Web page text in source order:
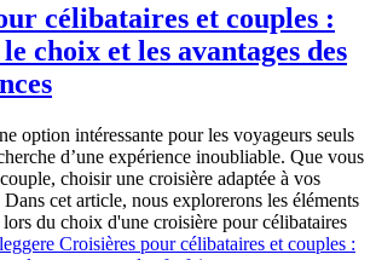
célibataires et couples :
choix et les avantages des
option intéressante pour les voyageurs seuls
d’une expérience inoubliable. Que vous
choisir une croisière adaptée à vos
Dans cet article, nous explorerons les éléments
du choix d'une croisière pour célibataires
Croisières pour célibataires et couples :